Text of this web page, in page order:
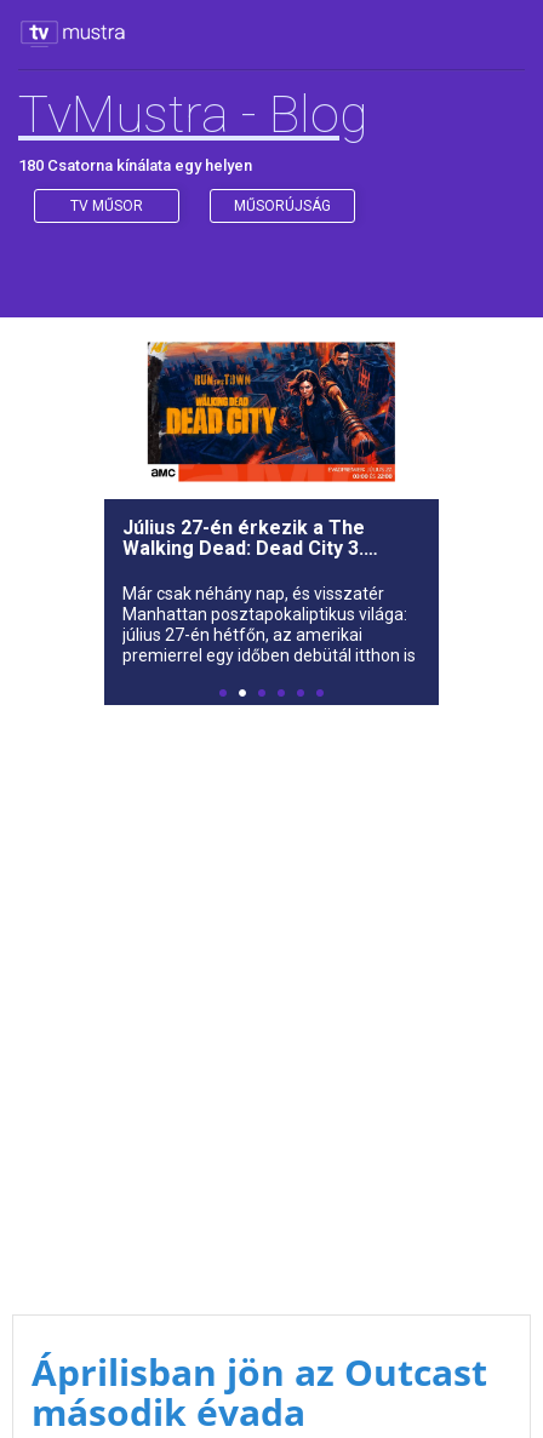
TvMustra - Blog
180 Csatorna kínálata egy helyen
TV MŰSOR MŰSORÚJSÁG
Július 27-én érkezik a The
Walking Dead: Dead City 3.
Már csak néhány nap, és visszatér
Manhattan posztapokaliptikus világa:
július 27-én hétfőn, az amerikai
premierrel egy időben debütál itthon is
City harmadik évada.
Áprilisban jön az Outcast
második évada